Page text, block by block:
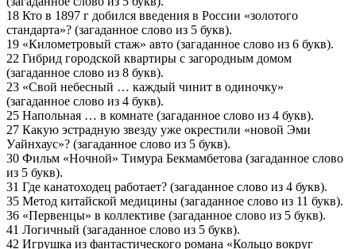
18 Кто в 1897 г добился введения в России «золотого
стандарта»? (загаданное слово из 5 букв).
19 «Километровый стаж» авто (загаданное слово из 6 букв).
22 Гибрид городской квартиры с загородным домом
(загаданное слово из 8 букв).
23 «Свой небесный … каждый чинит в одиночку»
(загаданное слово из 4 букв).
25 Напольная … в комнате (загаданное слово из 4 букв).
27 Какую эстрадную звезду уже окрестили «новой Эми
Уайнхаус»? (загаданное слово из 5 букв).
30 Фильм «Ночной» Тимура Бекмамбетова (загаданное слово
из 5 букв).
31 Где канатоходец работает? (загаданное слово из 4 букв).
35 Метод китайской медицины (загаданное слово из 11 букв).
36 «Первенцы» в коллективе (загаданное слово из 5 букв).
41 Логичный (загаданное слово из 5 букв).
42 Игрушка из фантастического романа «Кольцо вокруг